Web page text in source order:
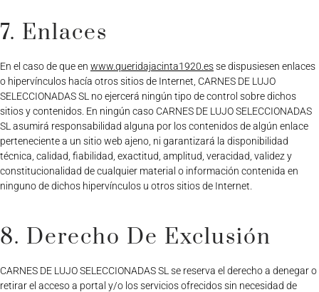
7. Enlaces
En el caso de que en www.queridajacinta1920.esse dispusiesen enlaces
o hipervínculos hacía otros sitios de Internet, CARNES DE LUJO
SELECCIONADAS SL no ejercerá ningún tipo de control sobre dichos
sitios y contenidos. En ningún caso CARNES DE LUJO SELECCIONADAS
SL asumirá responsabilidad alguna por los contenidos de algún enlace
perteneciente a un sitio web ajeno, ni garantizará la disponibilidad
técnica, calidad, fiabilidad, exactitud, amplitud, veracidad, validez y
constitucionalidad de cualquier material o información contenida en
ninguno de dichos hipervínculos u otros sitios de Internet.
8. Derecho De Exclusión
CARNES DE LUJO SELECCIONADAS SL se reserva el derecho a denegar o
retirar el acceso a portal y/o los servicios ofrecidos sin necesidad de